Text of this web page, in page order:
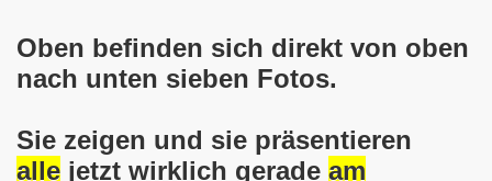
Oben befinden sich direkt von oben
nach unten sieben Fotos.
Sie zeigen und sie präsentieren
alle jetzt wirklich gerade am
Bewegung steht solidarisch am 17.07.2017 hinter
Emmerich, stellvertretender Bürgermeister von
Bewegung am 08.06.2026 hat stattgefunden am